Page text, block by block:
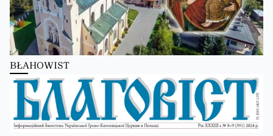
Zobacz na Facebooku · Udostępnij
BŁAHOWIST